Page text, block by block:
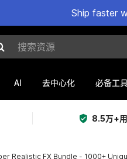
Ship faster
资源
AI 去中心化 必备工
8.5万+
Realistic FX Bundle - 1000+